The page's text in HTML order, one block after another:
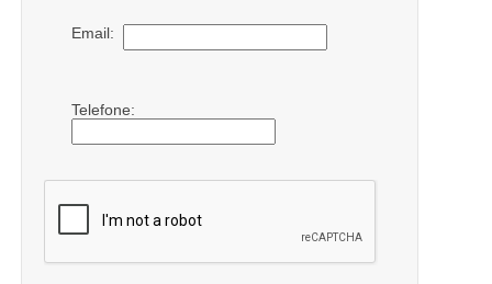
Email:
Telefone: